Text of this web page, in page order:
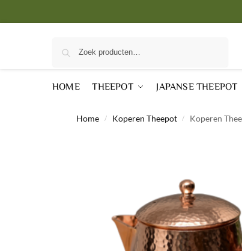
HOME THEEPOT JAPANSE THEEPOT
Home / Koperen Theepot / Koperen